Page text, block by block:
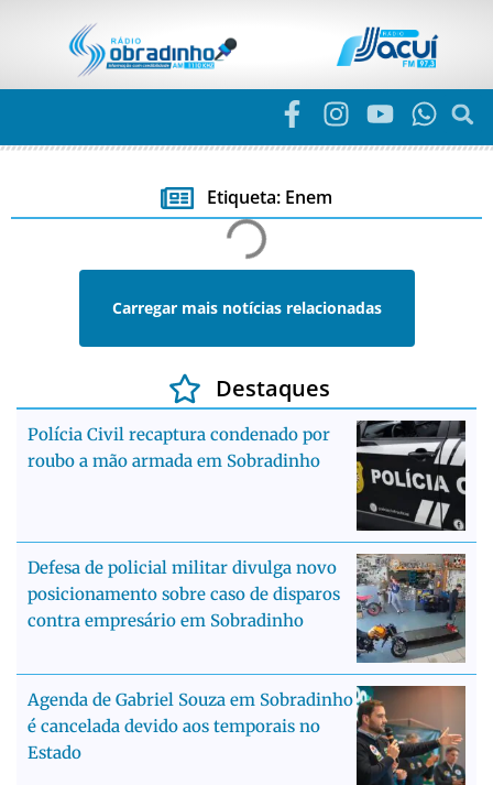
Etiqueta: Enem
Carregar mais notícias relacionadas
Destaques
Polícia Civil recaptura condenado por
roubo a mão armada em Sobradinho
Defesa de policial militar divulga novo
posicionamento sobre caso de disparos
contra empresário em Sobradinho
Agenda de Gabriel Souza em Sobradinho
é cancelada devido aos temporais no
Estado